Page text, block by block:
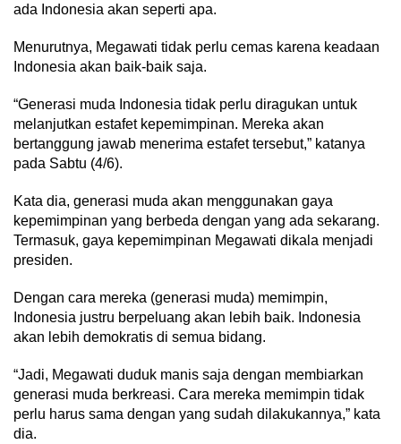
ada Indonesia akan seperti apa.
Menurutnya, Megawati tidak perlu cemas karena keadaan
Indonesia akan baik-baik saja.
“Generasi muda Indonesia tidak perlu diragukan untuk
melanjutkan estafet kepemimpinan. Mereka akan
bertanggung jawab menerima estafet tersebut,” katanya
pada Sabtu (4/6).
Kata dia, generasi muda akan menggunakan gaya
kepemimpinan yang berbeda dengan yang ada sekarang.
Termasuk, gaya kepemimpinan Megawati dikala menjadi
presiden.
Dengan cara mereka (generasi muda) memimpin,
Indonesia justru berpeluang akan lebih baik. Indonesia
akan lebih demokratis di semua bidang.
“Jadi, Megawati duduk manis saja dengan membiarkan
generasi muda berkreasi. Cara mereka memimpin tidak
perlu harus sama dengan yang sudah dilakukannya,” kata
dia.